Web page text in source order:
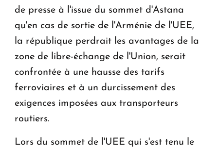
de presse à l'issue du sommet d'Astana
qu'en cas de sortie de l'Arménie de l'UEE,
la république perdrait les avantages de la
zone de libre-échange de l'Union, serait
confrontée à une hausse des tarifs
ferroviaires et à un durcissement des
exigences imposées aux transporteurs
routiers.
Lors du sommet de l'UEE qui s'est tenu le